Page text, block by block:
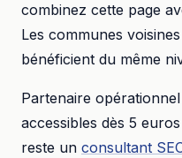
combinez cette page
Les communes
bénéficient du même
Partenaire opérationnel
accessibles dès 5 euros
reste un consultant